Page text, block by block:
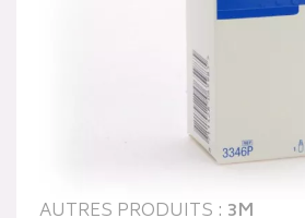
AUTRES PRODUITS : 3M